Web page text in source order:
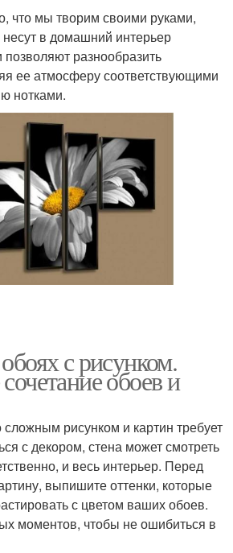
что мы творим своими руками,
в домашний интерьер
позволяют разнообразить
ее атмосферу соответствующими
нотками.
с рисунком.
обоев и
рисунком и картин требует
с декором, стена может смотреть
и весь интерьер. Перед
выпишите оттенки, которые
с цветом ваших обоев.
моментов, чтобы не ошибиться в